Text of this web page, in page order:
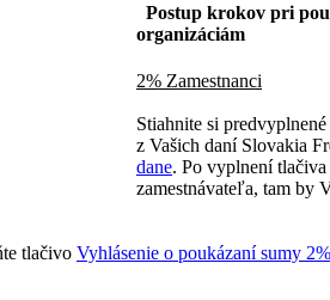
Postup krokov pri
organizáciám
2% Zamestnanci
Stiahnite si
z Vašich daní Slovakia
dane. Po vyplnení
zamestnávateľa, tam by
tlačivo Vyhlásenie o poukázaní sumy 2%